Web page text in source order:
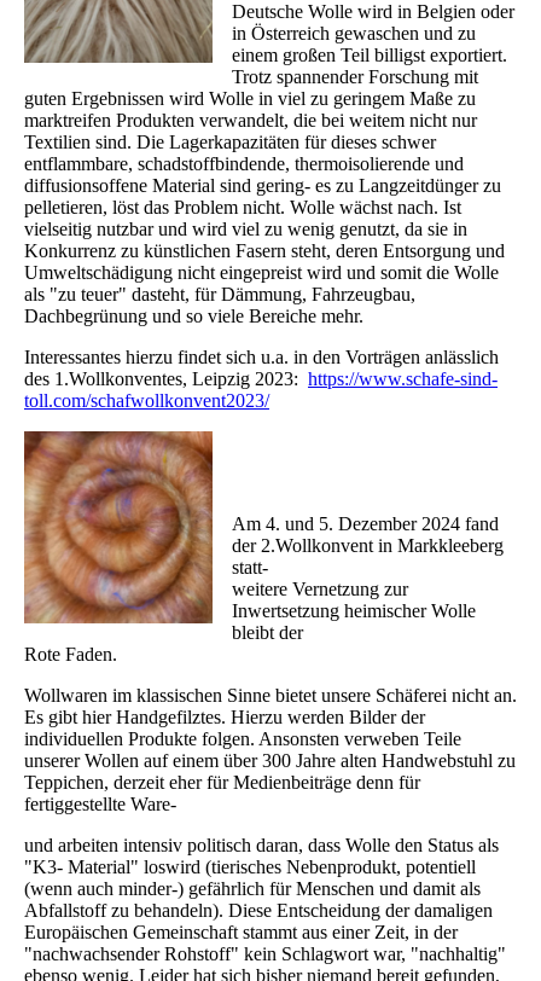
Deutsche Wolle wird in Belgien oder
in Österreich gewaschen und zu
einem großen Teil billigst exportiert.
Trotz spannender Forschung mit
guten Ergebnissen wird Wolle in viel zu geringem Maße zu
marktreifen Produkten verwandelt, die bei weitem nicht nur
Textilien sind. Die Lagerkapazitäten für dieses schwer
entflammbare, schadstoffbindende, thermoisolierende und
diffusionsoffene Material sind gering- es zu Langzeitdünger zu
pelletieren, löst das Problem nicht. Wolle wächst nach. Ist
vielseitig nutzbar und wird viel zu wenig genutzt, da sie in
Konkurrenz zu künstlichen Fasern steht, deren Entsorgung und
Umweltschädigung nicht eingepreist wird und somit die Wolle
als "zu teuer" dasteht, für Dämmung, Fahrzeugbau,
Dachbegrünung und so viele Bereiche mehr.
Interessantes hierzu findet sich u.a. in den Vorträgen anlässlich
des 1.Wollkonventes, Leipzig 2023: https://www.schafe-sind-
toll.com/schafwollkonvent2023/
Am 4. und 5. Dezember 2024 fand
der 2.Wollkonvent in Markkleeberg
statt-
weitere Vernetzung zur
Inwertsetzung heimischer Wolle
bleibt der
Rote Faden.
Wollwaren im klassischen Sinne bietet unsere Schäferei nicht an.
Es gibt hier Handgefilztes. Hierzu werden Bilder der
individuellen Produkte folgen. Ansonsten verweben Teile
unserer Wollen auf einem über 300 Jahre alten Handwebstuhl zu
Teppichen, derzeit eher für Medienbeiträge denn für
fertiggestellte Ware-
und arbeiten intensiv politisch daran, dass Wolle den Status als
"K3- Material" loswird (tierisches Nebenprodukt, potentiell
(wenn auch minder-) gefährlich für Menschen und damit als
Abfallstoff zu behandeln). Diese Entscheidung der damaligen
Europäischen Gemeinschaft stammt aus einer Zeit, in der
"nachwachsender Rohstoff" kein Schlagwort war, "nachhaltig"
ebenso wenig. Leider hat sich bisher niemand bereit gefunden,